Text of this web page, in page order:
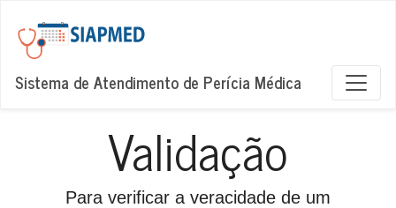
Sistema de Atendimento de Perícia Médica
Validação
Para verificar a veracidade de um